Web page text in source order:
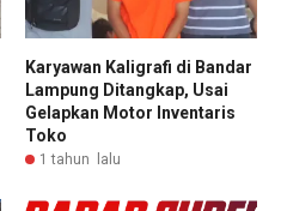
Karyawan Kaligrafi di Bandar
Lampung Ditangkap, Usai
Gelapkan Motor Inventaris
Toko
1 tahun lalu